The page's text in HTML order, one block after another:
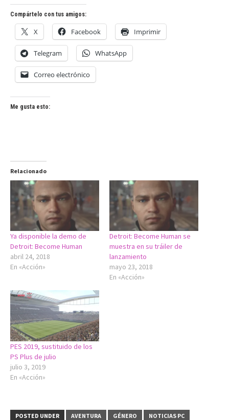
Compártelo con tus amigos:
X Facebook Imprimir
Telegram WhatsApp
Correo electrónico
Me gusta esto:
Relacionado
Ya disponible la demo de
Detroit: Become Human
abril 24, 2018
En «Acción»
Detroit: Become Human se
muestra en su tráiler de
lanzamiento
mayo 23, 2018
En «Acción»
PES 2019, sustituido de los
PS Plus de julio
julio 3, 2019
En «Acción»
POSTED UNDER AVENTURA GÉNERO
NOTICIAS PC